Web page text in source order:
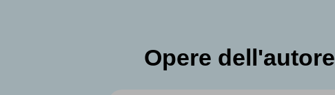
Opere dell'autore